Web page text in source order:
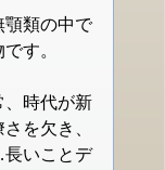
顎類の中で
す。
、時代が新
を欠き、
いことデ